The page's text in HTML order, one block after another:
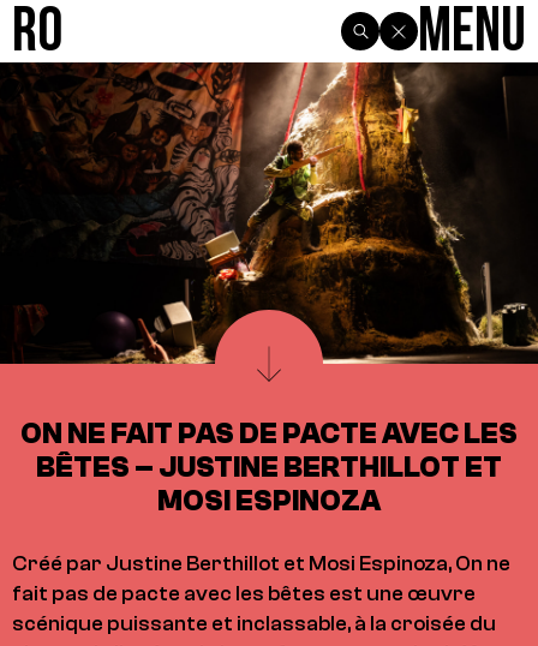
R0 Menu
ON NE FAIT PAS DE PACTE AVEC LES
BÊTES – JUSTINE BERTHILLOT ET
MOSI ESPINOZA
Créé par Justine Berthillot et Mosi Espinoza, On ne
fait pas de pacte avec les bêtes est une œuvre
scénique puissante et inclassable, à la croisée du